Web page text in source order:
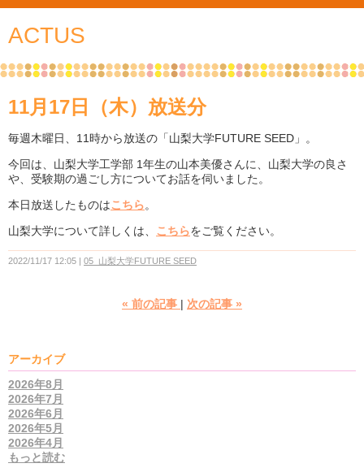
ACTUS
11月17日（木）放送分
毎週木曜日、11時から放送の「山梨大学FUTURE SEED」。
今回は、山梨大学工学部 1年生の山本美優さんに、山梨大学の良さ
や、受験期の過ごし方についてお話を伺いました。
本日放送したものはこちら。
山梨大学について詳しくは、 こちらをご覧ください。
2022/11/17 12:05 05_山梨大学FUTURE SEED
« 前の記事 次の記事 »
アーカイブ
2026年8月
2026年7月
2026年6月
2026年5月
2026年4月
もっと読む